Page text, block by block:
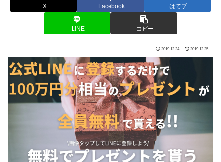
X Facebook はてブ
LINE コピー
2019.12.24 2019.12.25